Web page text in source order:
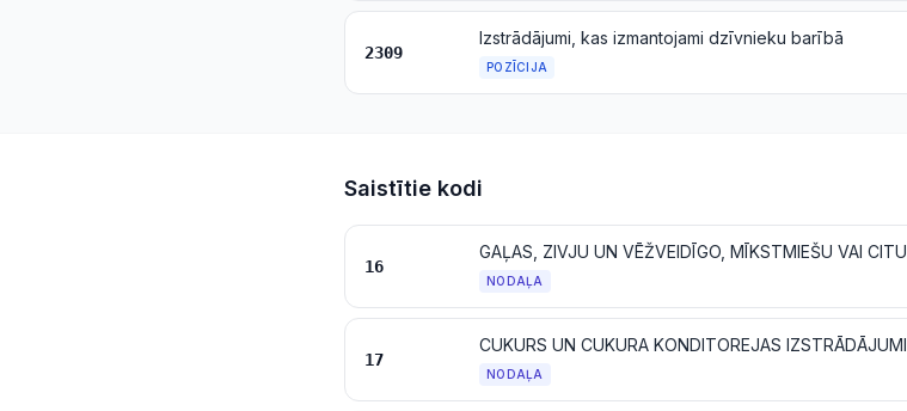
2309
Izstrādājumi, kas izmantojami dzīvnieku barībā
POZĪCIJA
Saistītie kodi
16
NODAĻA
17
CUKURS UN CUKURA KONDITOREJAS IZSTRĀDĀJUMI
NODAĻA